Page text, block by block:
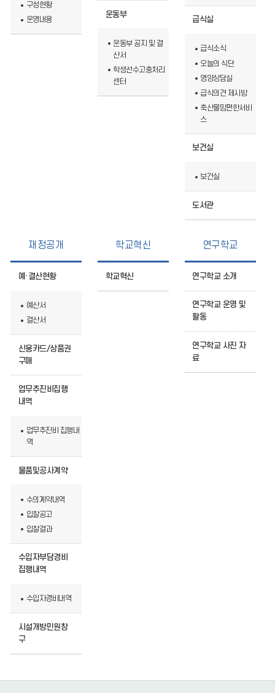
구성현황
운영내용
운동부
운동부 공지 및 결
산서
학생선수고충처리
센터
급식실
급식소식
오늘의 식단
영양상담실
급식의견 제시방
축산물맘편한서비
스
보건실
보건실
도서관
재정공개
예·결산현황
예산서
결산서
신용카드/상품권
구매
업무추진비집행
내역
업무추진비 집행내
역
물품및공사계약
수의계약내역
입찰공고
입찰결과
수입자부담경비
집행내역
수입자경비내역
시설개방민원창
구
학교혁신
학교혁신
연구학교
연구학교 소개
연구학교 운영 및
활동
연구학교 사진 자
료